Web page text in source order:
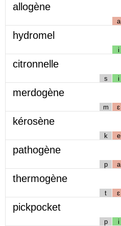
allogène
a
hydromel
i
citronnelle
s i
merdogène
m ɛ
kérosène
k e
pathogène
p a
thermogène
t ɛ
pickpocket
p i